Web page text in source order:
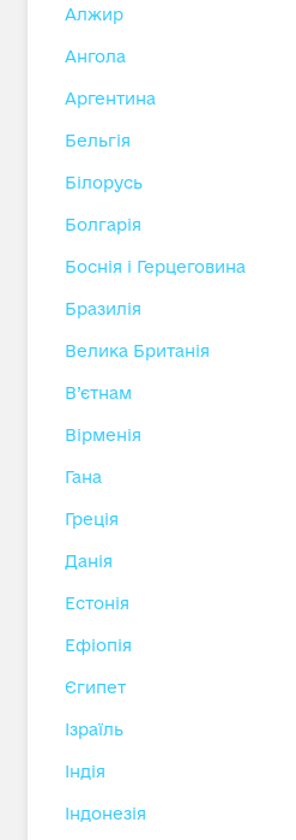
Алжир
Ангола
Аргентина
Бельгія
Білорусь
Болгарія
Боснія і Герцеговина
Бразилія
Велика Британія
В’єтнам
Вірменія
Гана
Греція
Данія
Естонія
Ефіопія
Єгипет
Ізраїль
Індія
Індонезія